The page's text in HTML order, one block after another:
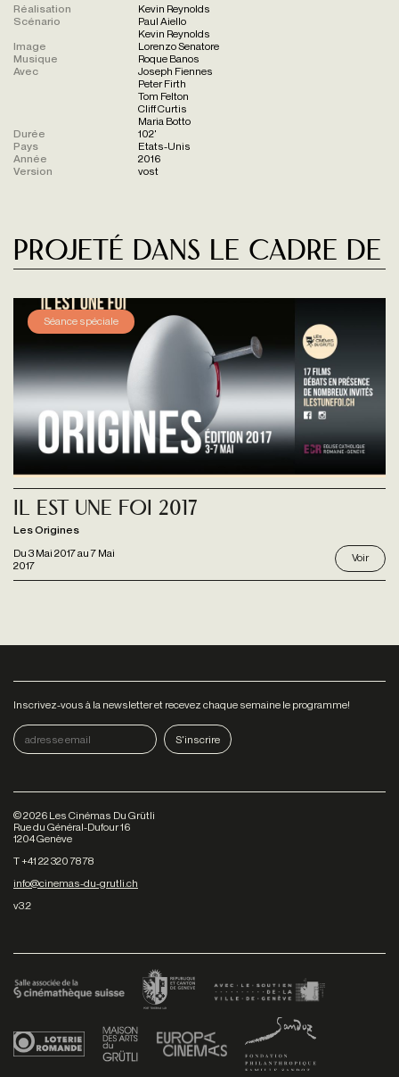
Réalisation
Kevin Reynolds
Scénario
Paul Aiello
Kevin Reynolds
Image
Lorenzo Senatore
Musique
Roque Banos
Avec
Joseph Fiennes
Peter Firth
Tom Felton
Cliff Curtis
Maria Botto
Durée
102'
Pays
Etats-Unis
Année
2016
Version
vost
Projeté dans le cadre de
Séance spéciale
Du 3 Mai 2017au7 Mai
2017
Il est une foi 2017
Les Origines
Voir
Inscrivez-vous à la newsletter et recevez chaque semaine le programme!
©2026 Les Cinémas Du Grütli
Rue du Général-Dufour 16
1204 Genève
T +41 22 320 78 78
info@cinemas-du-grutli.ch
v3.2